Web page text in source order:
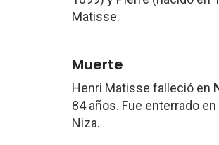
Matisse.
Muerte
Henri Matisse falleció en
84 años. Fue enterrado
Niza.